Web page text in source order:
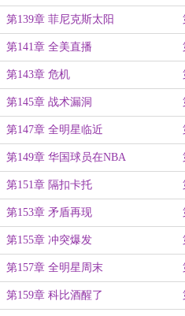
第139章 菲尼克斯太阳
第141章 全美直播
第143章 危机
第145章 战术漏洞
第147章 全明星临近
第149章 华国球员在NBA
第151章 隔扣卡托
第153章 矛盾再现
第155章 冲突爆发
第157章 全明星周末
第159章 科比酒醒了